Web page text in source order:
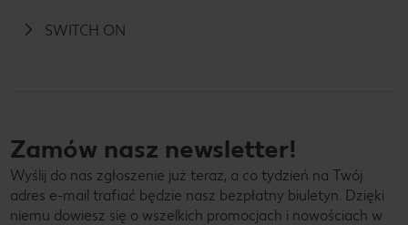
SWITCH ON
Zamów nasz newsletter!
Wyślij do nas zgłoszenie już teraz, a co tydzień na Twój
adres e-mail trafiać będzie nasz bezpłatny biuletyn. Dzięki
niemu dowiesz się o wszelkich promocjach i nowościach w